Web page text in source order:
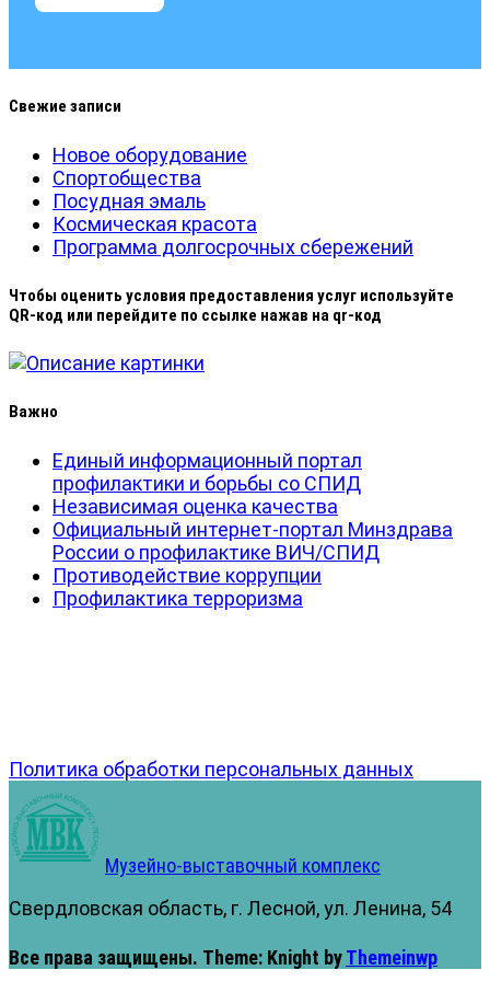
Свежие записи
Новое оборудование
Спортобщества
Посудная эмаль
Космическая красота
Программа долгосрочных сбережений
Чтобы оценить условия предоставления услуг используйте
QR-код или перейдите по ссылке нажав на qr-код
Важно
Единый информационный портал
профилактики и борьбы со СПИД
Независимая оценка качества
Официальный интернет-портал Минздрава
России о профилактике ВИЧ/СПИД
Противодействие коррупции
Профилактика терроризма
Политика обработки персональных данных
Музейно-выставочный комплекс
Свердловская область, г. Лесной, ул. Ленина, 54
Все права защищены. Theme: Knight byThemeinwp